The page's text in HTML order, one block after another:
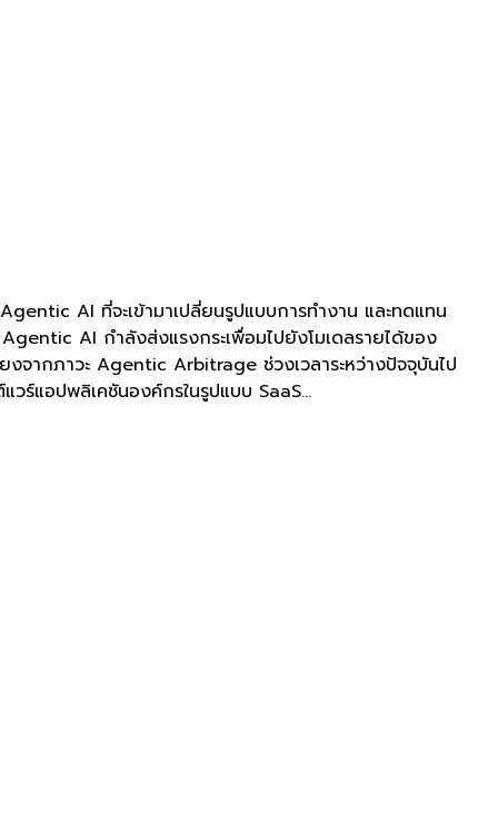
AI ที่จะเข้ามาเปลี่ยนรูปแบบการทำงาน และทดแทน
AI กำลังส่งแรงกระเพื่อมไปยังโมเดลรายได้ของ
จากภาวะ Agentic Arbitrage ช่วงเวลาระหว่างปัจจุบันไป
ร์แอปพลิเคชันองค์กรในรูปแบบ SaaS...